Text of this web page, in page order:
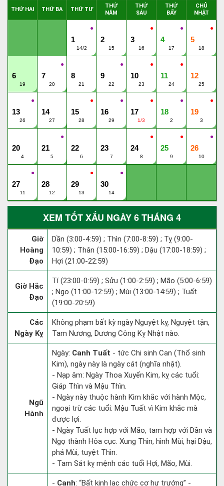
THỨ HAI THỨ BA THỨ TƯ
THỨ
NĂM
THỨ
SÁU
THỨ
BẨY
CHỦ
NHẬT
●
1
14/2
2
15
●
3
16
●
4
17
●
5
18
6
19
●
7
20
8
21
●
9
22
●
10
23
●
11
24
12
25
●
13
26
14
27
●
15
28
●
16
29
●
17
1/3
●
18
2
●
19
3
20
4
●
21
5
22
6
23
7
●
24
8
●
25
9
●
26
10
●
27
11
28
12
●
29
13
●
30
14
XEM TỐT XẤU NGÀY 6 THÁNG 4
Giờ
Hoàng
Đạo
Dần (3:00-4:59) ; Thìn (7:00-8:59) ; Tỵ (9:00-
10:59) ; Thân (15:00-16:59) ; Dậu (17:00-18:59) ;
Hợi (21:00-22:59)
Giờ Hắc
Đạo
Tí (23:00-0:59) ; Sửu (1:00-2:59) ; Mão (5:00-6:59)
; Ngọ (11:00-12:59) ; Mùi (13:00-14:59) ; Tuất
(19:00-20:59)
Các
Ngày Kỵ
Không phạm bất kỳ ngày Nguyệt kỵ, Nguyệt tận,
Tam Nương, Dương Công Kỵ Nhật nào.
Ngũ
Hành
Ngày: Canh Tuất - tức Chi sinh Can (Thổ sinh
Kim), ngày này là ngày cát (nghĩa nhật).
- Nạp âm: Ngày Thoa Xuyến Kim, kỵ các tuổi:
Giáp Thìn và Mậu Thìn.
- Ngày này thuộc hành Kim khắc với hành Mộc,
ngoại trừ các tuổi: Mậu Tuất vì Kim khắc mà
được lợi.
- Ngày Tuất lục hợp với Mão, tam hợp với Dần và
Ngọ thành Hỏa cục. Xung Thìn, hình Mùi, hại Dậu,
phá Mùi, tuyệt Thìn.
- Tam Sát kỵ mệnh các tuổi Hợi, Mão, Mùi.
- Canh: “Bất kinh lạc chức cơ hư trướng” -